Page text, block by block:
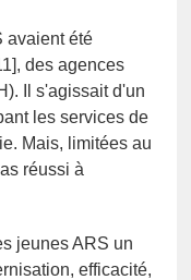
avaient été
des agences
Il s'agissait d'un
les services de
Mais, limitées au
réussi à
jeunes ARS un
efficacité,